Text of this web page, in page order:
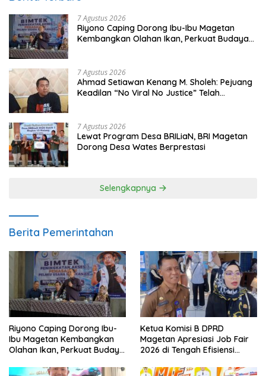
7 Agustus 2026
Riyono Caping Dorong Ibu-Ibu Magetan
Kembangkan Olahan Ikan, Perkuat Budaya
7 Agustus 2026
Ahmad Setiawan Kenang M. Sholeh: Pejuang
Keadilan “No Viral No Justice” Telah
7 Agustus 2026
Lewat Program Desa BRILiaN, BRI Magetan
Dorong Desa Wates Berprestasi
Selengkapnya
Berita Pemerintahan
Riyono Caping Dorong Ibu-
Ibu Magetan Kembangkan
Olahan Ikan, Perkuat Budaya
Ketua Komisi B DPRD
Magetan Apresiasi Job Fair
2026 di Tengah Efisiensi